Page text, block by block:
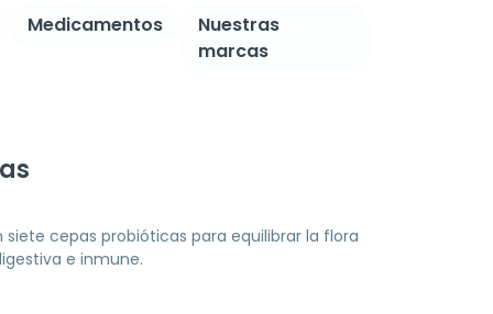
Medicamentos
Nuestras
marcas
cepas probióticas para equilibrar la flora
e inmune.